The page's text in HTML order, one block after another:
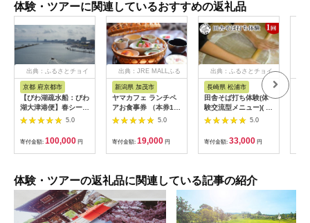
体験・ツアーに関連しているおすすめの返礼品
出典：ふるさとチョイ
京都 府京都市
【びわ湖疏水船：びわ
湖大津港便】春シーズ
ン先行予約権（２名様
分の乗船予約の権利）
5.0
寄付金額: 100,000 円
出典：JRE MALLふる
さと納税
新潟県 加茂市
ヤマカフェ ランチペ
アお食事券 （本券1枚
で2名様ご利用）北越
の小京都の老舗割烹
「山重」料亭ランチペ
アチケット加茂市 割
烹 山重
5.0
寄付金額: 19,000 円
出典：ふるさとチョイ
長崎県 松浦市
田舎そば打ち体験(体
験交流型メニュー)( 体
験 田舎 自然 松浦市
そば そば打ち )【D3-
5.0
寄付金額: 33,000 円
体験・ツアーの返礼品に関連している記事の紹介